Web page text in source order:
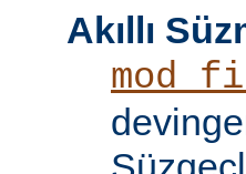
Akıllı